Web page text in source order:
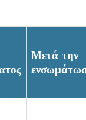
Μετά την